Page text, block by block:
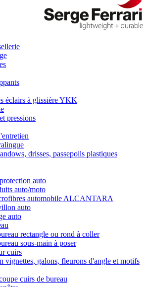
éclairs à glissière YKK
pressions
drisses, passepoils plastiques
auto
auto/moto
automobile ALCANTARA
auto
auto
rectangle ou rond à coller
sous-main à poser
cuirs
vignettes, galons, fleurons d'angle et motifs
cuirs de bureau